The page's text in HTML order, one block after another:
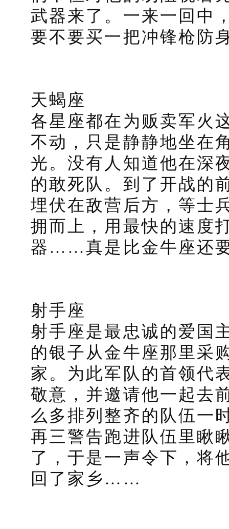
武器来了。一来一回中
要不要买一把冲锋枪
天蝎座
各星座都在为贩卖军火
不动，只是静静地坐在
光。没有人知道他在深
的敢死队。到了开战的
埋伏在敌营后方，等士
拥而上，用最快的速度
器……真是比金牛座还
射手座
射手座是最忠诚的爱国
的银子从金牛座那里采
家。为此军队的首领代
敬意，并邀请他一起去
么多排列整齐的队伍一
再三警告跑进队伍里瞅
了，于是一声令下，将
回了家乡……